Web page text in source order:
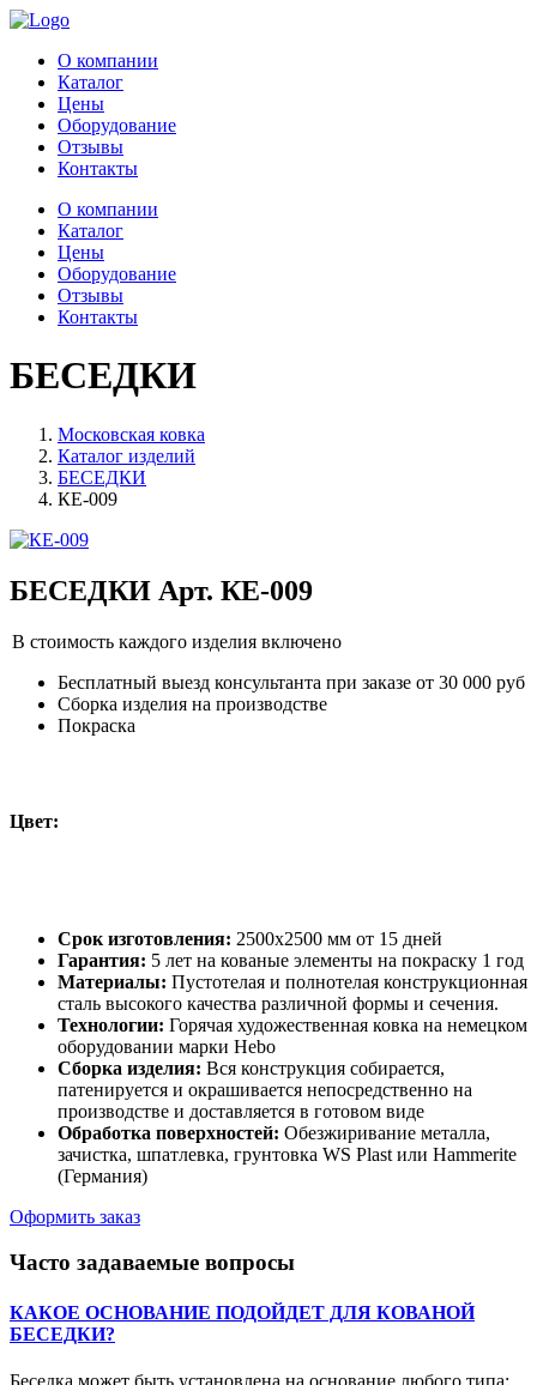
О компании
Каталог
Цены
Оборудование
Отзывы
Контакты
О компании
Каталог
Цены
Оборудование
Отзывы
Контакты
БЕСЕДКИ
Московская ковка
Каталог изделий
БЕСЕДКИ
КЕ-009
БЕСЕДКИ Арт. КЕ-009
В стоимость каждого изделия включено
Бесплатный выезд консультанта при заказе от 30 000 руб
Сборка изделия на производстве
Покраска
Цвет:
Срок изготовления: 2500x2500 мм от 15 дней
Гарантия: 5 лет на кованые элементы на покраску 1 год
Материалы: Пустотелая и полнотелая конструкционная
сталь высокого качества различной формы и сечения.
Технологии: Горячая художественная ковка на немецком
оборудовании марки Hebo
Сборка изделия: Вся конструкция собирается,
патенируется и окрашивается непосредственно на
производстве и доставляется в готовом виде
Обработка поверхностей: Обезжиривание металла,
зачистка, шпатлевка, грунтовка WS Plast или Hammerite
(Германия)
Оформить заказ
Часто задаваемые вопросы
КАКОЕ ОСНОВАНИЕ ПОДОЙДЕТ ДЛЯ КОВАНОЙ
БЕСЕДКИ?
Беседка может быть установлена на основание любого типа: